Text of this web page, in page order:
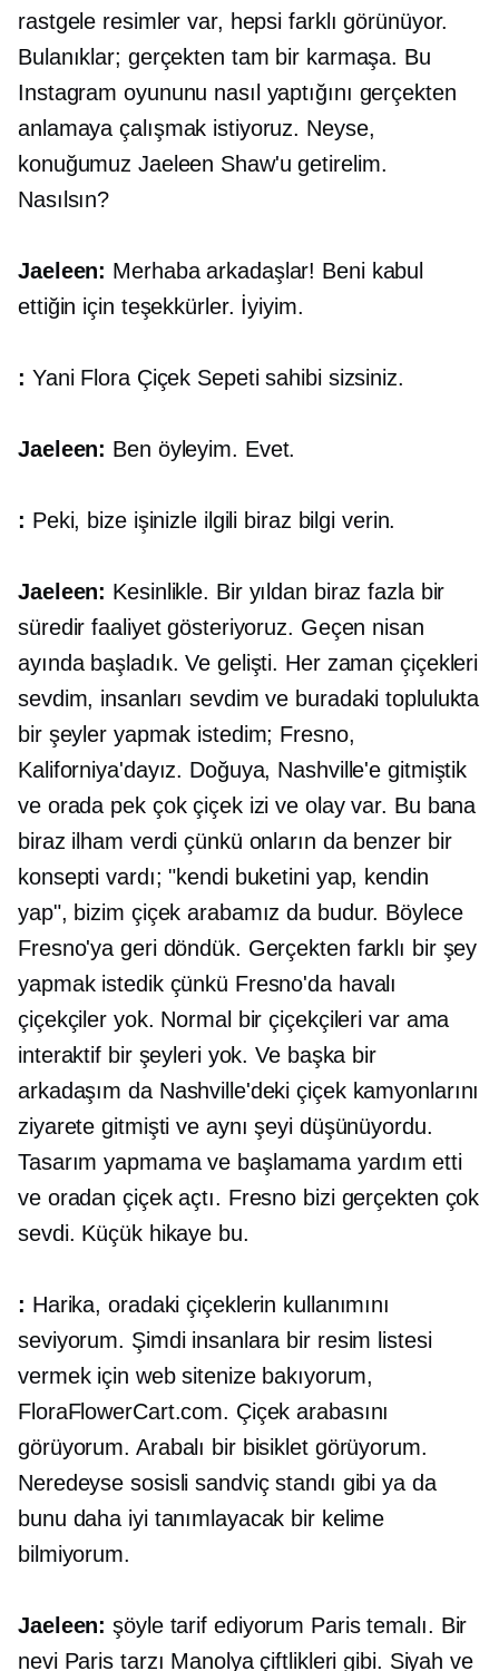
rastgele resimler var, hepsi farklı görünüyor.
Bulanıklar; gerçekten tam bir karmaşa. Bu
Instagram oyununu nasıl yaptığını gerçekten
anlamaya çalışmak istiyoruz. Neyse,
konuğumuz Jaeleen Shaw'u getirelim.
Nasılsın?
Jaeleen: Merhaba arkadaşlar! Beni kabul
ettiğin için teşekkürler. İyiyim.
: Yani Flora Çiçek Sepeti sahibi sizsiniz.
Jaeleen: Ben öyleyim. Evet.
: Peki, bize işinizle ilgili biraz bilgi verin.
Jaeleen: Kesinlikle. Bir yıldan biraz fazla bir
süredir faaliyet gösteriyoruz. Geçen nisan
ayında başladık. Ve gelişti. Her zaman çiçekleri
sevdim, insanları sevdim ve buradaki toplulukta
bir şeyler yapmak istedim; Fresno,
Kaliforniya'dayız. Doğuya, Nashville'e gitmiştik
ve orada pek çok çiçek izi ve olay var. Bu bana
biraz ilham verdi çünkü onların da benzer bir
konsepti vardı; "kendi buketini yap, kendin
yap", bizim çiçek arabamız da budur. Böylece
Fresno'ya geri döndük. Gerçekten farklı bir şey
yapmak istedik çünkü Fresno'da havalı
çiçekçiler yok. Normal bir çiçekçileri var ama
interaktif bir şeyleri yok. Ve başka bir
arkadaşım da Nashville'deki çiçek kamyonlarını
ziyarete gitmişti ve aynı şeyi düşünüyordu.
Tasarım yapmama ve başlamama yardım etti
ve oradan çiçek açtı. Fresno bizi gerçekten çok
sevdi. Küçük hikaye bu.
: Harika, oradaki çiçeklerin kullanımını
seviyorum. Şimdi insanlara bir resim listesi
vermek için web sitenize bakıyorum,
FloraFlowerCart.com. Çiçek arabasını
görüyorum. Arabalı bir bisiklet görüyorum.
Neredeyse sosisli sandviç standı gibi ya da
bunu daha iyi tanımlayacak bir kelime
bilmiyorum.
Jaeleen: şöyle tarif ediyorum Paris temalı. Bir
nevi Paris tarzı Manolya çiftlikleri gibi. Siyah ve